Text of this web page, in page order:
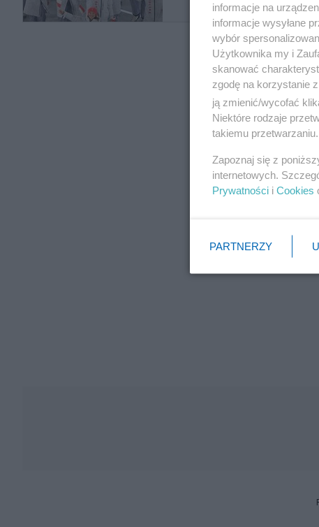
informacje na
informacje wysyłane
wybór
Użytkownika my i
skanować
zgodę na korzystanie
ją zmienić/wycofać
Niektóre rodzaje
takiemu
Zapoznaj się z
internetowych.
Prywatności i Cookies
PARTNERZY